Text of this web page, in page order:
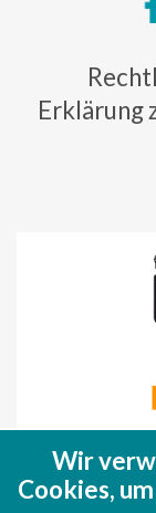
Erklärung
Fondo
(FEDER)
Wir
Cookies,